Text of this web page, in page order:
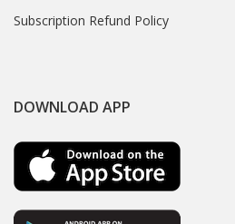
Subscription Refund Policy
DOWNLOAD APP